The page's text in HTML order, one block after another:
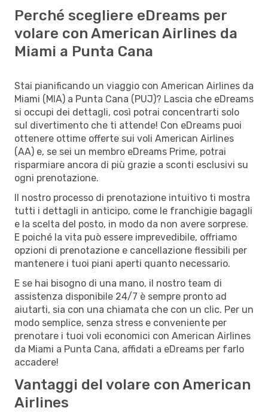
Perché scegliere eDreams per
volare con American Airlines da
Miami a Punta Cana
Stai pianificando un viaggio con American Airlines da
Miami (MIA) a Punta Cana (PUJ)? Lascia che eDreams
si occupi dei dettagli, così potrai concentrarti solo
sul divertimento che ti attende! Con eDreams puoi
ottenere ottime offerte sui voli American Airlines
(AA) e, se sei un membro eDreams Prime, potrai
risparmiare ancora di più grazie a sconti esclusivi su
ogni prenotazione.
Il nostro processo di prenotazione intuitivo ti mostra
tutti i dettagli in anticipo, come le franchigie bagagli
e la scelta del posto, in modo da non avere sorprese.
E poiché la vita può essere imprevedibile, offriamo
opzioni di prenotazione e cancellazione flessibili per
mantenere i tuoi piani aperti quanto necessario.
E se hai bisogno di una mano, il nostro team di
assistenza disponibile 24/7 è sempre pronto ad
aiutarti, sia con una chiamata che con un clic. Per un
modo semplice, senza stress e conveniente per
prenotare i tuoi voli economici con American Airlines
da Miami a Punta Cana, affidati a eDreams per farlo
accadere!
Vantaggi del volare con American
Airlines